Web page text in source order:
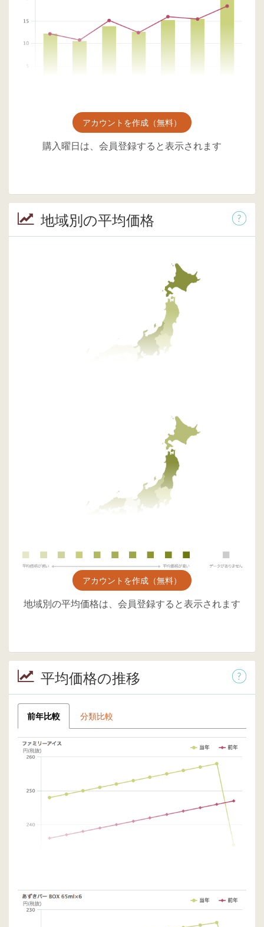
アカウントを作成（無料）
購入曜日は、会員登録すると表示されます
地域別の平均価格
アカウントを作成（無料）
地域別の平均価格は、会員登録すると表示されます
平均価格の推移
前年比較 分類比較